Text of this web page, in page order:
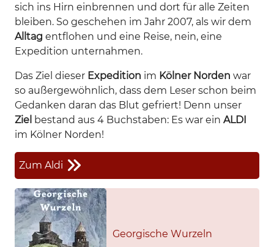
sich ins Hirn einbrennen und dort für alle Zeiten
bleiben. So geschehen im Jahr 2007, als wir dem
Alltag entflohen und eine Reise, nein, eine
Expedition unternahmen.
Das Ziel dieser Expedition im Kölner Norden war
so außergewöhnlich, dass dem Leser schon beim
Gedanken daran das Blut gefriert! Denn unser
Ziel bestand aus 4 Buchstaben: Es war ein ALDI
im Kölner Norden!
Zum Aldi
Georgische Wurzeln